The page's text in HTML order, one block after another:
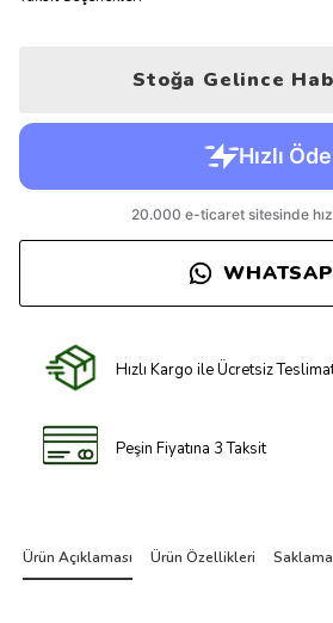
Stoğa Gelince
Hızlı Kargo ile Ücretsiz
Peşin Fiyatına 3 Taksit
Ürün Açıklaması Ürün Özellikleri